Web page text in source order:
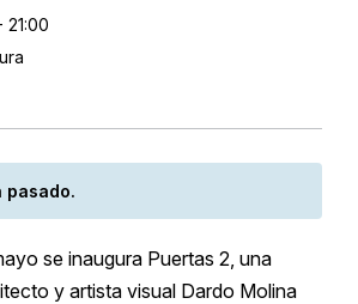
21:00
pasado.
se inaugura Puertas 2, una
y artista visual Dardo Molina